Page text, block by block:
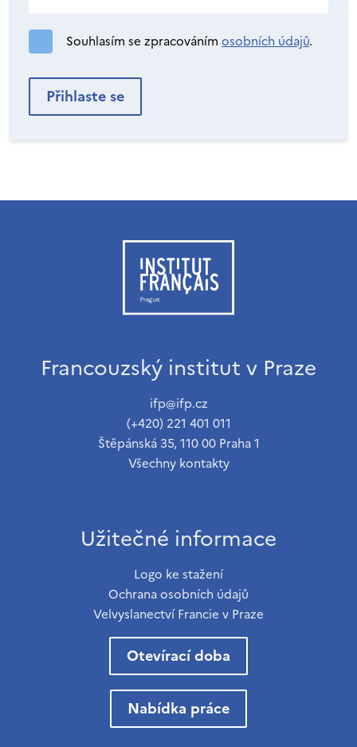
Souhlasím se zpracováním osobních údajů.
Francouzský institut v Praze
ifp@ifp.cz
(+420) 221 401 011
Štěpánská 35, 110 00 Praha 1
Všechny kontakty
Užitečné informace
Logo ke stažení
Ochrana osobních údajů
Velvyslanectví Francie v Praze
Otevírací doba
Nabídka práce